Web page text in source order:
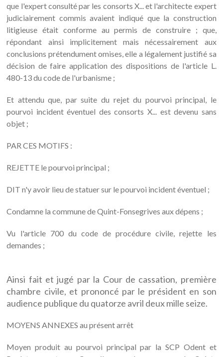
que l'expert consulté par les consorts X... et l'architecte expert
judiciairement commis avaient indiqué que la construction
litigieuse était conforme au permis de construire ; que,
répondant ainsi implicitement mais nécessairement aux
conclusions prétendument omises, elle a légalement justifié sa
décision de faire application des dispositions de l'article L.
480-13 du code de l'urbanisme ;
Et attendu que, par suite du rejet du pourvoi principal, le
pourvoi incident éventuel des consorts X... est devenu sans
objet ;
PAR CES MOTIFS :
REJETTE le pourvoi principal ;
DIT n'y avoir lieu de statuer sur le pourvoi incident éventuel ;
Condamne la commune de Quint-Fonsegrives aux dépens ;
Vu l'article 700 du code de procédure civile, rejette les
demandes ;
Ainsi fait et jugé par la Cour de cassation, première
chambre civile, et prononcé par le président en son
audience publique du quatorze avril deux mille seize.
MOYENS ANNEXES au présent arrêt
Moyen produit au pourvoi principal par la SCP Odent et